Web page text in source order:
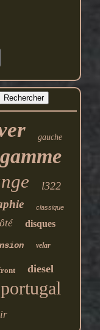
gauche
gamme
l322
classique
disques
velar
diesel
portugal